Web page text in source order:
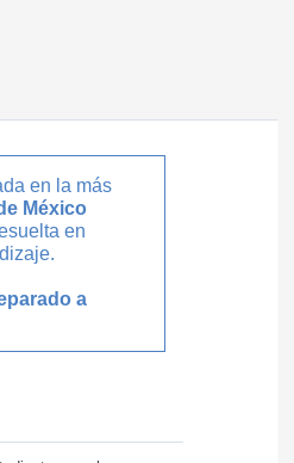
en la más
México
en
a